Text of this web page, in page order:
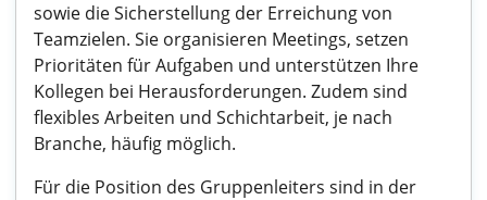
sowie die Sicherstellung der Erreichung von
Teamzielen. Sie organisieren Meetings, setzen
Prioritäten für Aufgaben und unterstützen Ihre
Kollegen bei Herausforderungen. Zudem sind
flexibles Arbeiten und Schichtarbeit, je nach
Branche, häufig möglich.
Für die Position des Gruppenleiters sind in der